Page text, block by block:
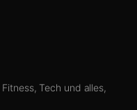
Tech und alles,